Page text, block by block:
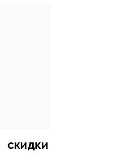
СКИДКИ